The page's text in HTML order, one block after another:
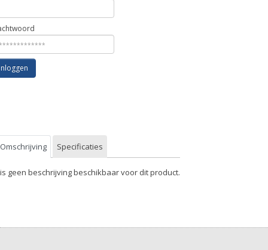
Omschrijving Specificaties
geen beschrijving beschikbaar voor dit product.